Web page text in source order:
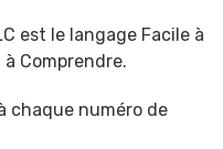
est le langage Facile à
à Comprendre.
chaque numéro de